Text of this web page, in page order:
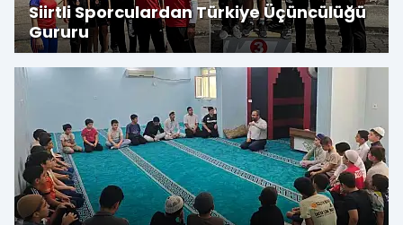
Siirtli Sporculardan Türkiye Üçüncülüğü
Gururu